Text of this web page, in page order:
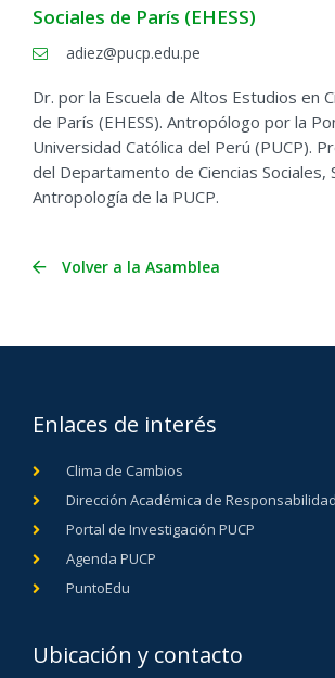
Sociales de París (EHESS)
adiez@pucp.edu.pe
Dr. por la Escuela de Altos Estudios en
de París (EHESS). Antropólogo por la
Universidad Católica del Perú (PUCP).
del Departamento de Ciencias Sociales,
Antropología de la PUCP.
Volver a la Asamblea
Enlaces de interés
Clima de Cambios
Dirección Académica de
Portal de Investigación PUCP
Agenda PUCP
PuntoEdu
Ubicación y contacto